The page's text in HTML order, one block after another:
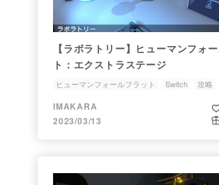
【ラボラトリー】ヒューマンフォ
ト：エクストラステージ
ヒューマンフォールフラット Switch 攻略
ラボラトリー
IMAKARA
2023/03/13